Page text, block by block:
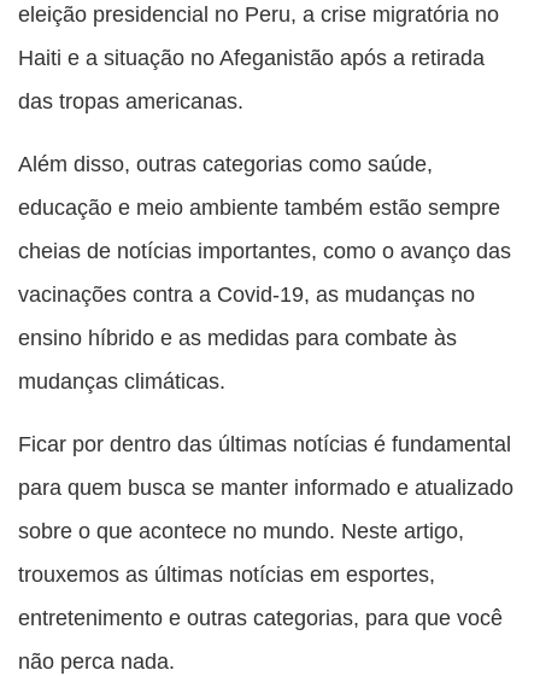
eleição presidencial no Peru, a crise migratória no
Haiti e a situação no Afeganistão após a retirada
das tropas americanas.
Além disso, outras categorias como saúde,
educação e meio ambiente também estão sempre
cheias de notícias importantes, como o avanço das
vacinações contra a Covid-19, as mudanças no
ensino híbrido e as medidas para combate às
mudanças climáticas.
Ficar por dentro das últimas notícias é fundamental
para quem busca se manter informado e atualizado
sobre o que acontece no mundo. Neste artigo,
trouxemos as últimas notícias em esportes,
entretenimento e outras categorias, para que você
não perca nada.